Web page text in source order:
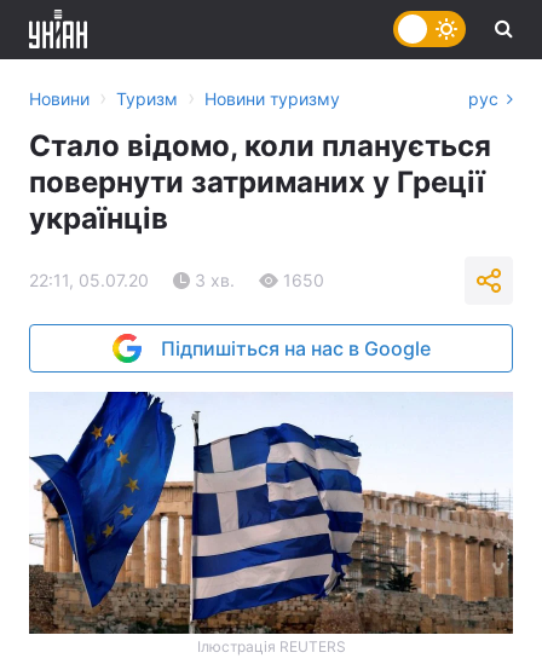
Новини › Туризм › Новини туризму рус
Стало відомо, коли планується
повернути затриманих у Греції
українців
22:11, 05.07.20 3 хв. 1650
Підпишіться на нас в Google
Ілюстрація REUTERS